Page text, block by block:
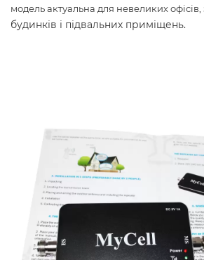
модель актуальна для невеликих офісів,
будинків і підвальних приміщень.